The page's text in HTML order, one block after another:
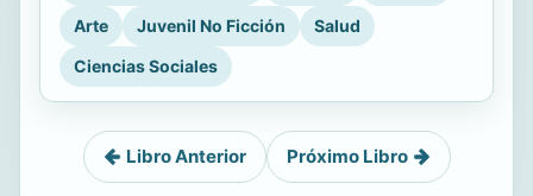
Arte
Juvenil No Ficción
Salud
Ciencias Sociales
Libro Anterior Próximo Libro